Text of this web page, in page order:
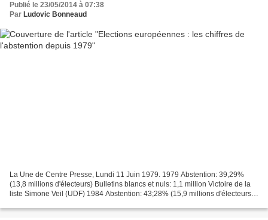
Publié le 23/05/2014 à 07:38
Par Ludovic Bonneaud
La Une de Centre Presse, Lundi 11 Juin 1979. 1979 Abstention: 39,29%
(13,8 millions d'électeurs) Bulletins blancs et nuls: 1,1 million Victoire de la
liste Simone Veil (UDF) 1984 Abstention: 43;28% (15,9 millions d'électeurs)